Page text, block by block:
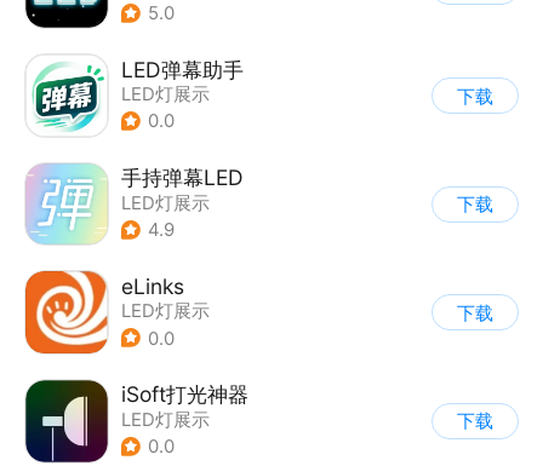
5.0
LED弹幕助手
LED灯展示
0.0
下载
手持弹幕LED
LED灯展示
4.9
下载
eLinks
LED灯展示
0.0
下载
iSoft打光神器
LED灯展示
0.0
下载